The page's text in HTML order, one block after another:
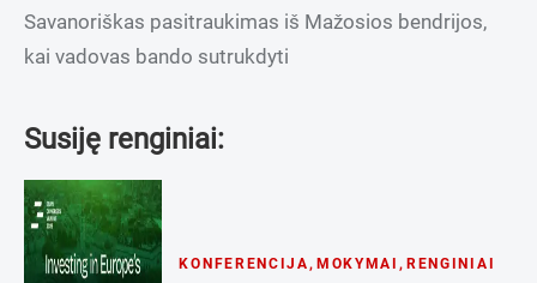
Savanoriškas pasitraukimas iš Mažosios bendrijos,
kai vadovas bando sutrukdyti
Susiję renginiai:
KONFERENCIJA , MOKYMAI , RENGINIAI